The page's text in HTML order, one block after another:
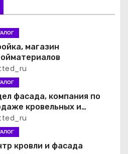
магазин
фасада, компания по
кровельных и
материалов
кровли и фасада